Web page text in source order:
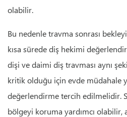
olabilir.
Bu nedenle travma sonrası
kısa sürede diş hekimi
dişi ve daimi diş travması aynı
kritik olduğu için evde müdahale
değerlendirme tercih edilmelidir.
bölgeyi koruma yardımcı olabilir,